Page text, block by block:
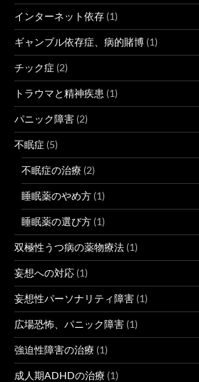
インターネット依存 (1)
ギャンブル依存症、病的賭博 (1)
チック症 (2)
トラウマと精神疾患 (1)
パニック障害 (2)
不眠症 (5)
不眠症の治療 (2)
睡眠薬のやめ方 (1)
睡眠薬の選び方 (1)
双極性うつ病の薬物療法 (1)
妄想への対応 (1)
妄想性パーソナリティ障害 (1)
広場恐怖、パニック障害 (1)
強迫性障害の治療 (1)
成人期ADHDの治療 (1)